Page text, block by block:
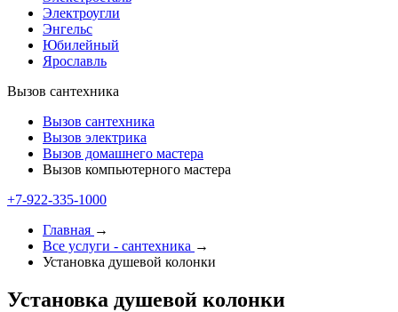
Электроугли
Энгельс
Юбилейный
Ярославль
Вызов сантехника
Вызов сантехника
Вызов электрика
Вызов домашнего мастера
Вызов компьютерного мастера
+7-922-335-1000
Главная →
Все услуги - cантехника →
Установка душевой колонки
Установка душевой колонки